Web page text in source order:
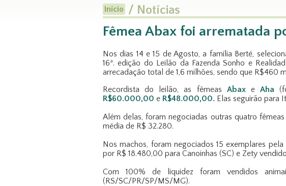
Início / Notícias
Fêmea Abax foi arrematada
Nos dias 14 e 15 de Agosto, a família Berté,
16ª. edição do Leilão da Fazenda Sonho e
arrecadação total de 1,6 milhões, sendo que R$460
Recordista do leilão, as fêmeas Abax e Aha
R$60.000,00 eR$48.000,00.Elas seguirão para
Além delas, foram negociadas outras quatro
média de R$ 32.280.
Nos machos, foram negociados 15 exemplares
por R$ 18.480,00 para Canoinhas (SC) e Zety
Com 100% de liquidez foram vendidos
(RS/SC/PR/SP/MS/MG).